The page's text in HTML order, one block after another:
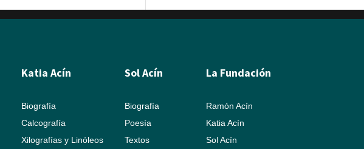
Katia Acín
Biografía
Calcografía
Xilografías y Linóleos
Sol Acín
Biografía
Poesía
Textos
La Fundación
Ramón Acín
Katia Acín
Sol Acín